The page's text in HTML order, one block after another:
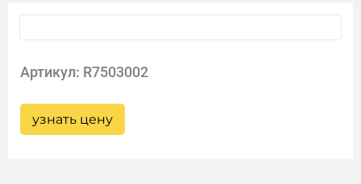
Артикул: R7503002
узнать цену